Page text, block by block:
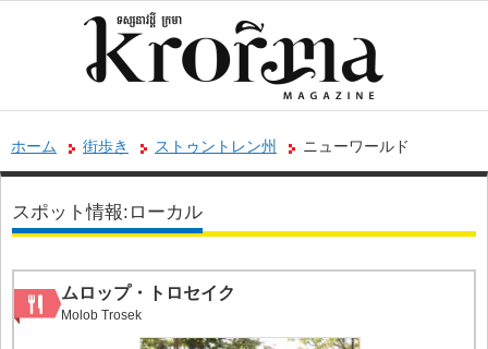
ホーム 街歩き ストゥントレン州 ニューワールド
スポット情報:ローカル
ムロップ・トロセイク
Molob Trosek